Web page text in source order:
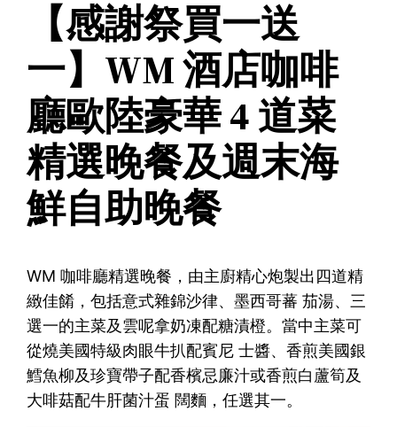
【感謝祭買一送
一】WM 酒店咖啡
廳歐陸豪華 4 道菜
精選晚餐及週末海
鮮自助晚餐
WM 咖啡廳精選晚餐，由主廚精心炮製出四道精
緻佳餚，包括意式雜錦沙律、墨西哥蕃 茄湯、三
選一的主菜及雲呢拿奶凍配糖漬橙。當中主菜可
從燒美國特級肉眼牛扒配賓尼 士醬、香煎美國銀
鱈魚柳及珍寶帶子配香檳忌廉汁或香煎白蘆筍及
大啡菇配牛肝菌汁蛋 闊麵，任選其一。